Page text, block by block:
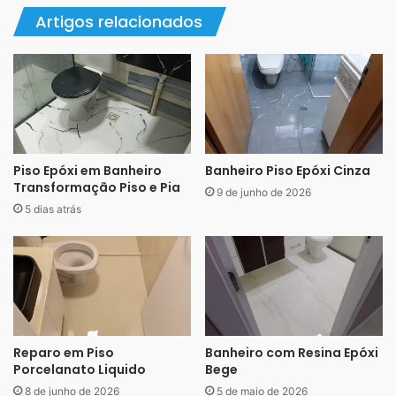
Piso com do Porcelanato
Líquido
O porcelanato líquido, apesar de ter um custo inicial mais
alto que a cerâmica, oferece diversas vantagens:
Instalação Sem Quebra-Quebra: Pode ser aplicado
sobre outros pisos, como cerâmica, ardósia,
contrapiso, cimento queimado, madeira e pedras em
geral. Isso significa que não há necessidade de
remover o revestimento antigo, evitando sujeira e
entulhos.
Sem Necessidade de ART: Ideal para apartamentos,
Artigos relacionados
Piso Epóxi em Banheiro
Transformação Piso e Pia
5 dias atrás
Banheiro Piso Epóxi Cinza
9 de junho de 2026
Reparo em Piso
Porcelanato Liquido
8 de junho de 2026
Banheiro com Resina Epóxi
Bege
5 de maio de 2026